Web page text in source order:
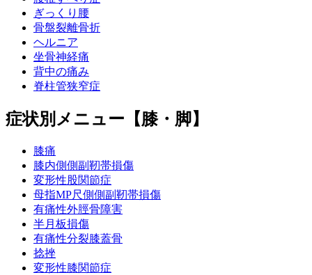
ぎっくり腰
骨盤裂離骨折
ヘルニア
坐骨神経痛
背中の痛み
脊柱管狭窄症
症状別メニュー【膝・脚】
膝痛
膝内側側副靭帯損傷
変形性股関節症
母指MP尺側側副靭帯損傷
有痛性外脛骨障害
半月板損傷
有痛性分裂膝蓋骨
捻挫
変形性膝関節症